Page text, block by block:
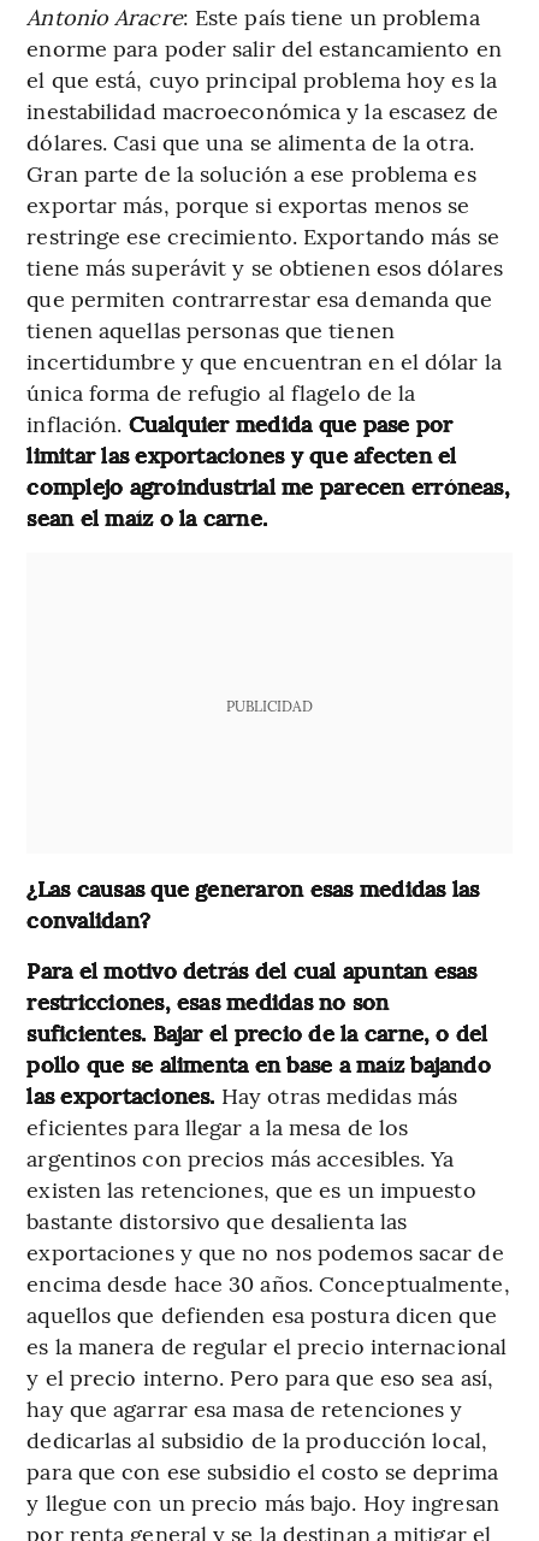
Antonio Aracre: Este país tiene un problema
enorme para poder salir del estancamiento en
el que está, cuyo principal problema hoy es la
inestabilidad macroeconómica y la escasez de
dólares. Casi que una se alimenta de la otra.
Gran parte de la solución a ese problema es
exportar más, porque si exportas menos se
restringe ese crecimiento. Exportando más se
tiene más superávit y se obtienen esos dólares
que permiten contrarrestar esa demanda que
tienen aquellas personas que tienen
incertidumbre y que encuentran en el dólar la
única forma de refugio al flagelo de la
inflación. Cualquier medida que pase por
limitar las exportaciones y que afecten el
complejo agroindustrial me parecen erróneas,
sean el maíz o la carne.
PUBLICIDAD
¿Las causas que generaron esas medidas las
convalidan?
Para el motivo detrás del cual apuntan esas
restricciones, esas medidas no son
suficientes. Bajar el precio de la carne, o del
pollo que se alimenta en base a maíz bajando
las exportaciones. Hay otras medidas más
eficientes para llegar a la mesa de los
argentinos con precios más accesibles. Ya
existen las retenciones, que es un impuesto
bastante distorsivo que desalienta las
exportaciones y que no nos podemos sacar de
encima desde hace 30 años. Conceptualmente,
aquellos que defienden esa postura dicen que
es la manera de regular el precio internacional
y el precio interno. Pero para que eso sea así,
hay que agarrar esa masa de retenciones y
dedicarlas al subsidio de la producción local,
para que con ese subsidio el costo se deprima
y llegue con un precio más bajo. Hoy ingresan
por renta general y se la destinan a mitigar el